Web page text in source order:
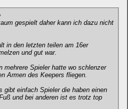
gespielt daher kann ich dazu nicht
in den letzten teilen am 16er
und gut war.
mehrere Spieler hatte wo schlenzer
Armen des Keepers fliegen.
gibt einfach Spieler die haben einen
und bei anderen ist es trotz top